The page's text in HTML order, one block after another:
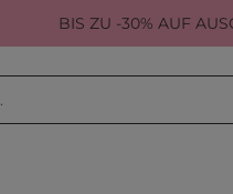
BIS ZU -30% AUF